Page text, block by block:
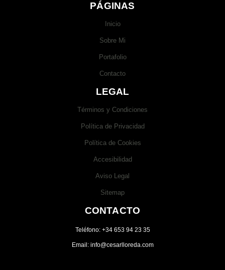
PÁGINAS
Inicio
Sobre Mi
Portafolio
Contacto
LEGAL
Términos y Condiciones
Política de Privacidad
Política de Cookies
Accesibilidad
Aviso Legal
Sitemap
CONTACTO
Teléfono: +34 653 94 23 35
Email: info@cesarlloreda.com